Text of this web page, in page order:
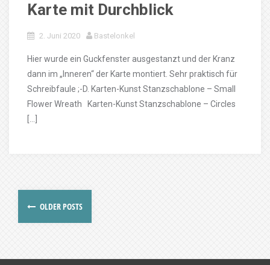
Karte mit Durchblick
2. Juni 2020 Bastelonkel
Hier wurde ein Guckfenster ausgestanzt und der Kranz
dann im „Inneren“ der Karte montiert. Sehr praktisch für
Schreibfaule ;-D. Karten-Kunst Stanzschablone – Small
Flower Wreath Karten-Kunst Stanzschablone – Circles
OLDER POSTS